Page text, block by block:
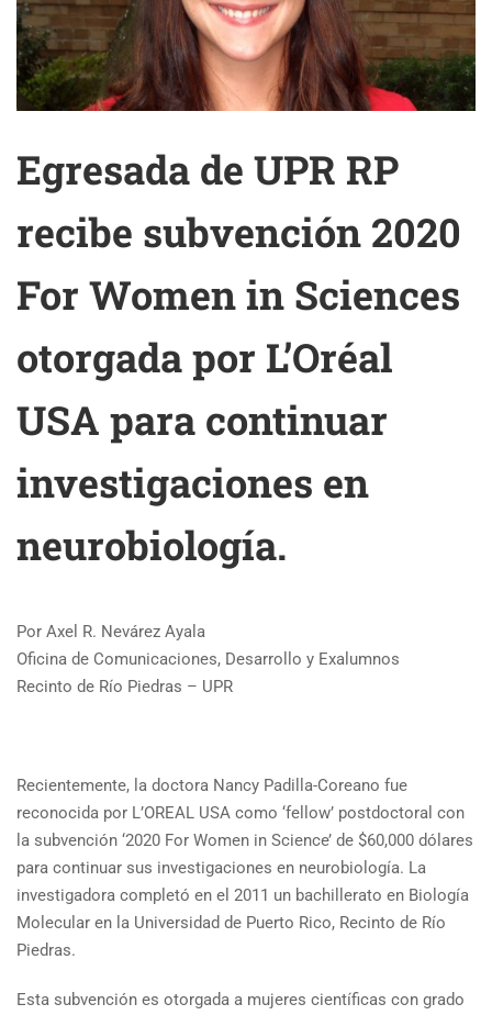
Egresada de UPR RP
recibe subvención 2020
For Women in Sciences
otorgada por L’Oréal
USA para continuar
investigaciones en
neurobiología.
Por Axel R. Nevárez Ayala
Oficina de Comunicaciones, Desarrollo y Exalumnos
Recinto de Río Piedras – UPR
Recientemente, la doctora Nancy Padilla-Coreano fue
reconocida por L’OREAL USA como ‘fellow’ postdoctoral con
la subvención ‘2020 For Women in Science’ de $60,000 dólares
para continuar sus investigaciones en neurobiología. La
investigadora completó en el 2011 un bachillerato en Biología
Molecular en la Universidad de Puerto Rico, Recinto de Río
Piedras.
Esta subvención es otorgada a mujeres científicas con grado